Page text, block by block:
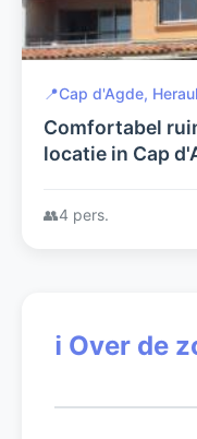
📍Cap d'Agde,
Comfortabel
locatie in Cap
wifi.
👥4 pers.
ℹ️ Over de